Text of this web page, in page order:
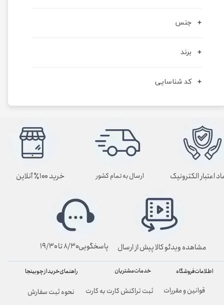
جنس
برند
کد شناسایی
راهنمای خرید از چوبینجا
نحوه ثبت سفارش
خدمات مشتریان
ثبت تراکنش کارت به کارت
اطلاعات فروشگاه
قوانین و مقررات
ارسال به تمام کشور
پاسخگویی۸/۳۰ تا ۱۹/۳۰
اعتبار الکترونیک خرید ۱۰۰٪ آنلاین
مشاهده ویدئو کالا پیش از ارسال